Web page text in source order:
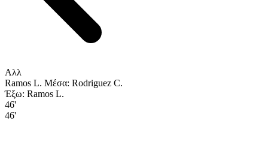
Αλλ
Ramos L. Μέσα: Rodriguez C.
Έξω: Ramos L.
46'
46'